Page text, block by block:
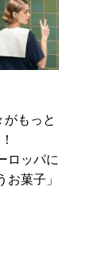
もっと
ロッパに
菓子」